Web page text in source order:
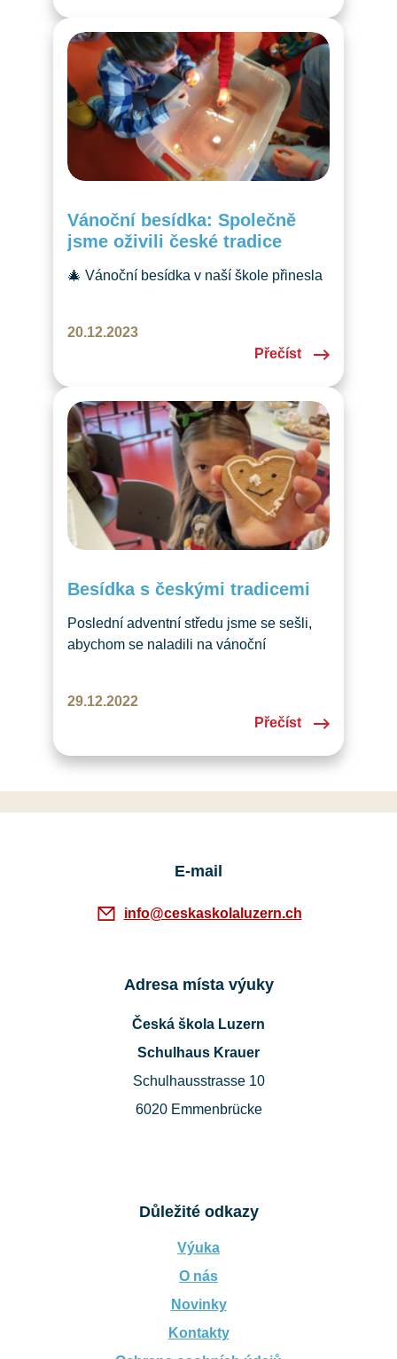
Vánoční besídka: Společně
jsme oživili české tradice
🎄 Vánoční besídka v naší škole přinesla
a kouzelné Vánoce! ✨
20.12.2023
Přečíst
Besídka s českými tradicemi
Poslední adventní středu jsme se sešli,
abychom se naladili na vánoční
29.12.2022
Přečíst
E-mail
info@ceskaskolaluzern.ch
Adresa místa výuky
Česká škola Luzern
Schulhaus Krauer
Schulhausstrasse 10
6020 Emmenbrücke
Důležité odkazy
Výuka
O nás
Novinky
Kontakty